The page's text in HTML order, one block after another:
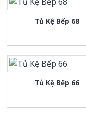
Tủ Kệ Bếp 68
Tủ Kệ Bếp 66